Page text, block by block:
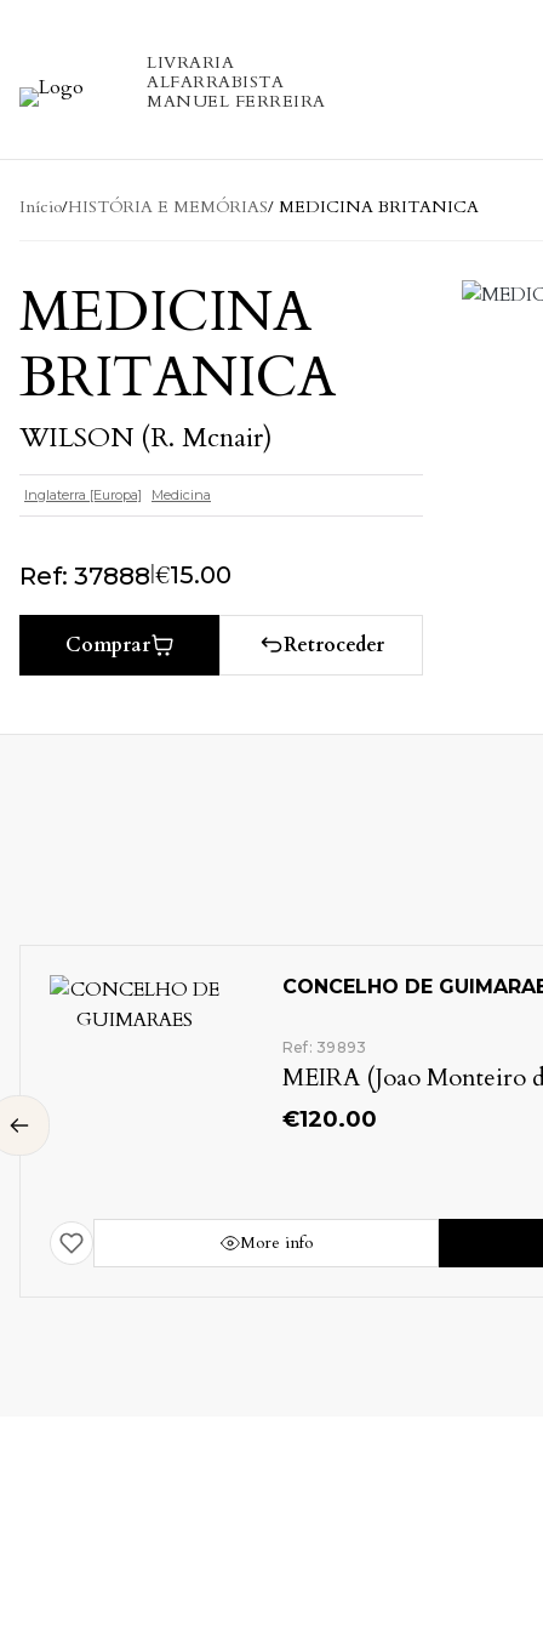
LIVRARIA
ALFARRABISTA
MANUEL FERREIRA
Início/HISTÓRIA E MEMÓRIAS/ MEDICINA BRITANICA
MEDICINA
BRITANICA
WILSON (R. Mcnair)
Inglaterra [Europa] Medicina
Ref: 37888|€15.00
Comprar Retroceder
CONCELHO DE
Ref: 39893
MEIRA (Joao Monteiro
€120.00
More info